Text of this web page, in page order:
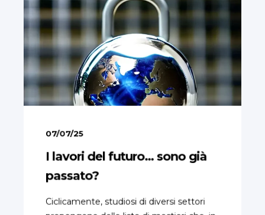
07/07/25
I lavori del futuro… sono già
passato?
Ciclicamente, studiosi di diversi settori